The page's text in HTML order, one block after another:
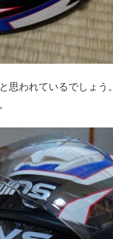
思われているでしょう。